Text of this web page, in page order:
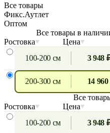
Все товары
Фикс.Аутлет
Оптом
Все товары в
Ростовка
Цена
100-200 см
3 948
200-300 см 14
Все
Ростовка
Цена
100-200 см
3 948